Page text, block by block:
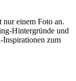
nur einem Foto an.
Hintergründe und
zum